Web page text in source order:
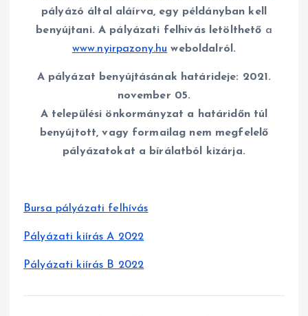
pályázó által aláírva, egy példányban kell
benyújtani. A pályázati felhívás letölthető a
www.nyirpazony.hu weboldalról.
A pályázat benyújtásának határideje: 2021.
november 05.
A települési önkormányzat a határidőn túl
benyújtott, vagy formailag nem megfelelő
pályázatokat a bírálatból kizárja.
Bursa pályázati felhívás
Pályázati kiírás A 2022
Pályázati kiírás B 2022